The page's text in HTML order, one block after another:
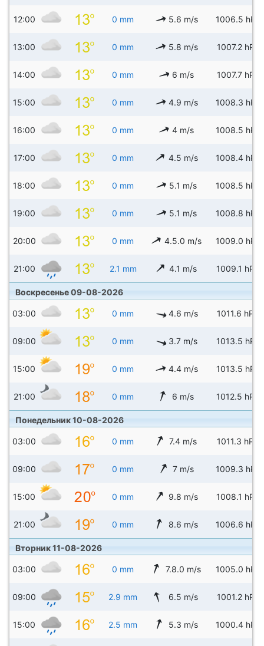
12:00 0 mm 5.6 m/s 1006.5 hPa
13:00 0 mm 5.8 m/s 1007.2 hPa
14:00 0 mm 6 m/s 1007.7 hPa
15:00 0 mm 4.9 m/s 1008.3 hPa
16:00 0 mm 4 m/s 1008.5 hPa
17:00 0 mm 4.5 m/s 1008.4 hPa
18:00 0 mm 5.1 m/s 1008.5 hPa
19:00 0 mm 5.1 m/s 1008.8 hPa
20:00 0 mm 4.5.0 m/s 1009.0 hPa
21:00 2.1 mm 4.1 m/s 1009.1 hPa
Воскресенье 09-08-2026
03:00 0 mm 4.6 m/s 1011.6 hPa
09:00 0 mm 3.7 m/s 1013.5 hPa
15:00 0 mm 4.4 m/s 1013.5 hPa
21:00 0 mm 6 m/s 1012.5 hPa
Понедельник 10-08-2026
03:00 0 mm 7.4 m/s 1011.3 hPa
09:00 0 mm 7 m/s 1009.3 hPa
15:00 0 mm 9.8 m/s 1008.1 hPa
21:00 0 mm 8.6 m/s 1006.6 hPa
Вторник 11-08-2026
03:00 0 mm 7.8.0 m/s 1005.0 hPa
09:00 2.9 mm 6.5 m/s 1001.2 hPa
15:00 2.5 mm 5.3 m/s 1000.4 hPa